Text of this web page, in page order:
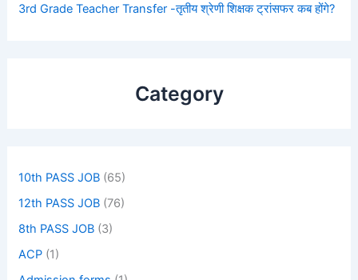
3rd Grade Teacher Transfer -तृतीय श्रेणी शिक्षक ट्रांसफर कब होंगे?
Category
10th PASS JOB (65)
12th PASS JOB (76)
8th PASS JOB (3)
ACP (1)